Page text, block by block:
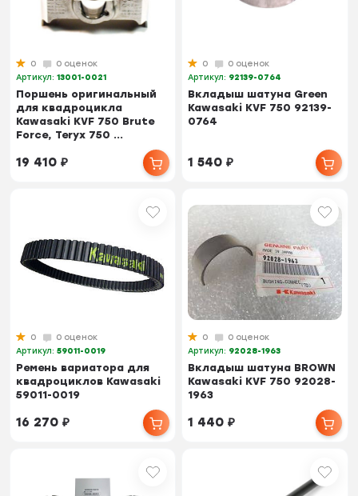
0
0 оценок
Артикул:13001-0021
Поршень оригинальный
для квадроцикла
Kawasaki KVF 750 Brute
Force, Teryx 750 ...
19 410₽
0
0 оценок
Артикул: 92139-0764
Вкладыш шатуна Green
Kawasaki KVF 750 92139-
0764
1 540₽
0
0 оценок
Артикул:59011-0019
Ремень вариатора для
квадроциклов Kawasaki
59011-0019
16 270₽
0
0 оценок
Артикул: 92028-1963
Вкладыш шатуна BROWN
Kawasaki KVF 750 92028-
1963
1 440₽